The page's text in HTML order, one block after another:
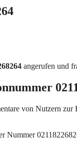
angerufen und
von Nutzern zur
Nummer